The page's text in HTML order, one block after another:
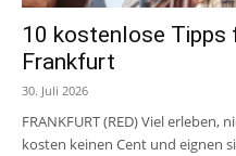
10 kostenlose Tipps
Frankfurt
30. Juli 2026
FRANKFURT (RED) Viel erleben,
kosten keinen Cent und eignen